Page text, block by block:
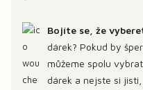
Bojíte se, že
dárek? Pokud by
můžeme spolu
dárek a nejste si